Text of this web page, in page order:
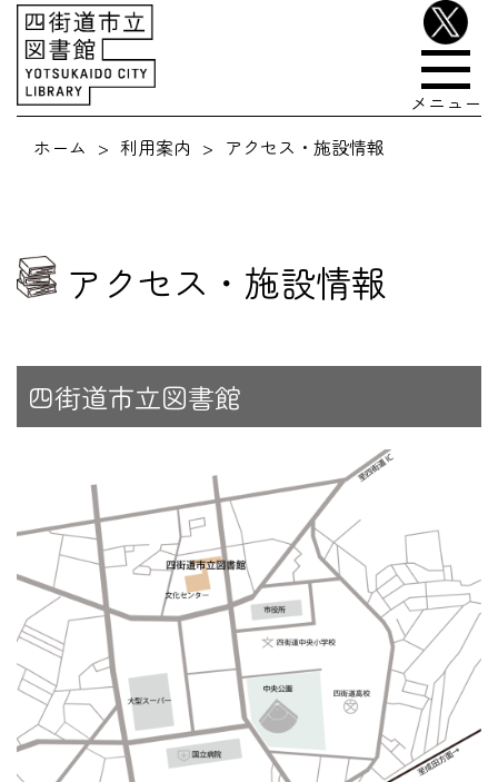
メニュー
ホーム
利用案内 アクセス・施設情報
アクセス・施設情報
四街道市立図書館